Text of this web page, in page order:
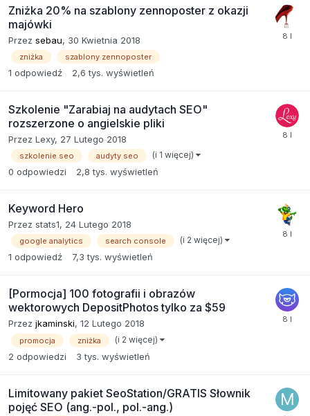
Zniżka 20% na szablony zennoposter z okazji
majówki
Przez sebau, 30 Kwietnia 2018
zniżka szablony zennoposter
1 odpowiedź 2,6 tys. wyświetleń
Szkolenie "Zarabiaj na audytach SEO"
rozszerzone o angielskie pliki
Przez Lexy, 27 Lutego 2018
szkolenie seo audyty seo (i 1 więcej)
0 odpowiedzi 2,8 tys. wyświetleń
Keyword Hero
Przez stats1, 24 Lutego 2018
google analytics search console (i 2 więcej)
1 odpowiedź 7,3 tys. wyświetleń
[Pormocja] 100 fotografii i obrazów
wektorowych DepositPhotos tylko za $59
Przez jkaminski, 12 Lutego 2018
promocja zniżka (i 2 więcej)
2 odpowiedzi 3 tys. wyświetleń
Limitowany pakiet SeoStation/GRATIS Słownik
pojęć SEO (ang.-pol., pol.-ang.)